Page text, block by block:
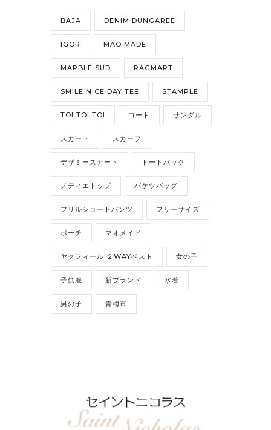
BAJA DENIM DUNGAREE
IGOR MAO MADE
MARBLE SUD RAGMART
SMILE NICE DAY TEE STAMPLE
TOI TOI TOI コート サンダル
スカート スカーフ
デザミースカート トートバック
ノディエトップ バケツバッグ
フリルショートパンツ フリーサイズ
ポーチ マオメイド
ヤクフィール ２WAYベスト 女の子
子供服 新ブランド 水着
男の子 青梅市